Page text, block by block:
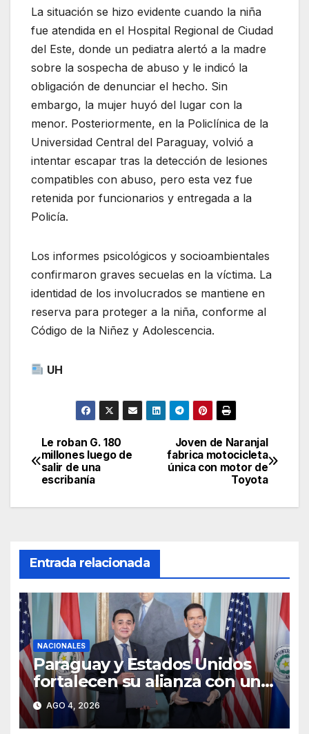
La situación se hizo evidente cuando la niña
fue atendida en el Hospital Regional de Ciudad
del Este, donde un pediatra alertó a la madre
sobre la sospecha de abuso y le indicó la
obligación de denunciar el hecho. Sin
embargo, la mujer huyó del lugar con la
menor. Posteriormente, en la Policlínica de la
Universidad Central del Paraguay, volvió a
intentar escapar tras la detección de lesiones
compatibles con abuso, pero esta vez fue
retenida por funcionarios y entregada a la
Policía.
Los informes psicológicos y socioambientales
confirmaron graves secuelas en la víctima. La
identidad de los involucrados se mantiene en
reserva para proteger a la niña, conforme al
Código de la Niñez y Adolescencia.
UH
Navegación
de
entradas
Joven de Naranjal
fabrica motocicleta
única con motor de
Toyota
Le roban G. 180
millones luego de
salir de una
escribanía
Entrada relacionada
NACIONALES
Paraguay y Estados Unidos
fortalecen su alianza con un
acuerdo de cooperación
estratégica en materia
AGO 4, 2026